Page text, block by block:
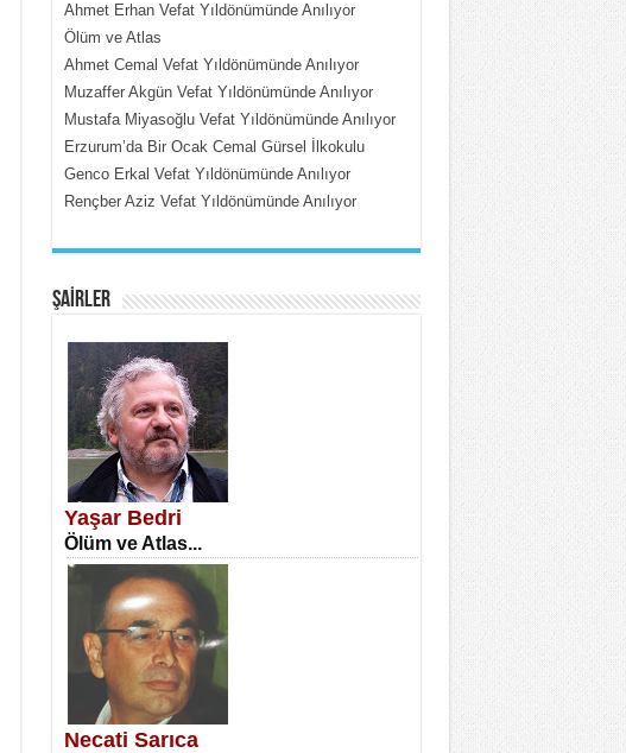
MEHMET ÇOBAN
İçerdeki Put Dışardaki Maskeler...
SATILMIŞ ÜMİT ÇETİNKAYA
Erkenlik...
NECLA DİLEK ARSLAN
Öğretmenler Günü Mahkemesi...
Ahmet Erhan Vefat Yıldönümünde Anılıyor
Ölüm ve Atlas
Ahmet Cemal Vefat Yıldönümünde Anılıyor
Muzaffer Akgün Vefat Yıldönümünde Anılıyor
Mustafa Miyasoğlu Vefat Yıldönümünde Anılıyor
Erzurum’da Bir Ocak Cemal Gürsel İlkokulu
Genco Erkal Vefat Yıldönümünde Anılıyor
Rençber Aziz Vefat Yıldönümünde Anılıyor
ŞAİRLER
Yaşar Bedri
Ölüm ve Atlas...
Necati Sarıca